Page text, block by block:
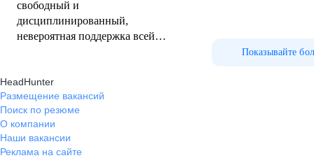
свободный и
дисциплинированный,
невероятная поддержка всей
помочь и структурированное
обучение, что очень важно, для
того, чтобы уложить всю
информацию у себя в голове
Показывайте
HeadHunter
Размещение вакансий
Поиск по резюме
О компании
Наши вакансии
Реклама на сайте